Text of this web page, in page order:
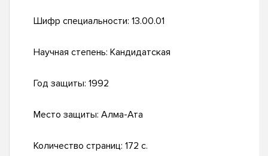
Шифр специальности: 13.00.01
Научная степень: Кандидатская
Год защиты: 1992
Место защиты: Алма-Ата
Количество страниц: 172 с.